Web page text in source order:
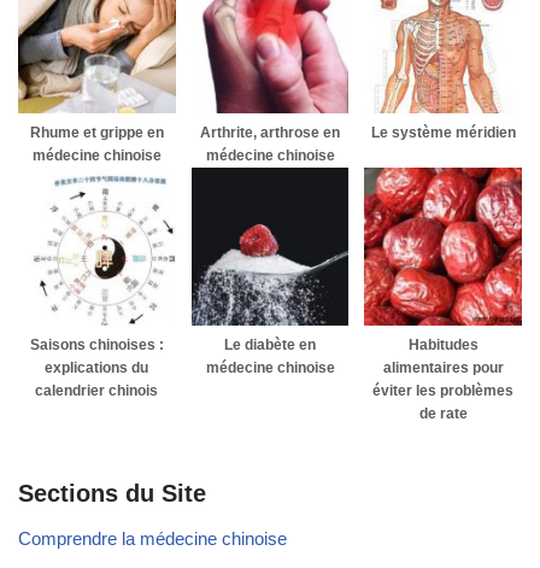
Rhume et grippe en
médecine chinoise
Arthrite, arthrose en
médecine chinoise
Le système méridien
Saisons chinoises :
explications du
calendrier chinois
Le diabète en
médecine chinoise
Habitudes
alimentaires pour
éviter les problèmes
de rate
Sections du Site
Comprendre la médecine chinoise